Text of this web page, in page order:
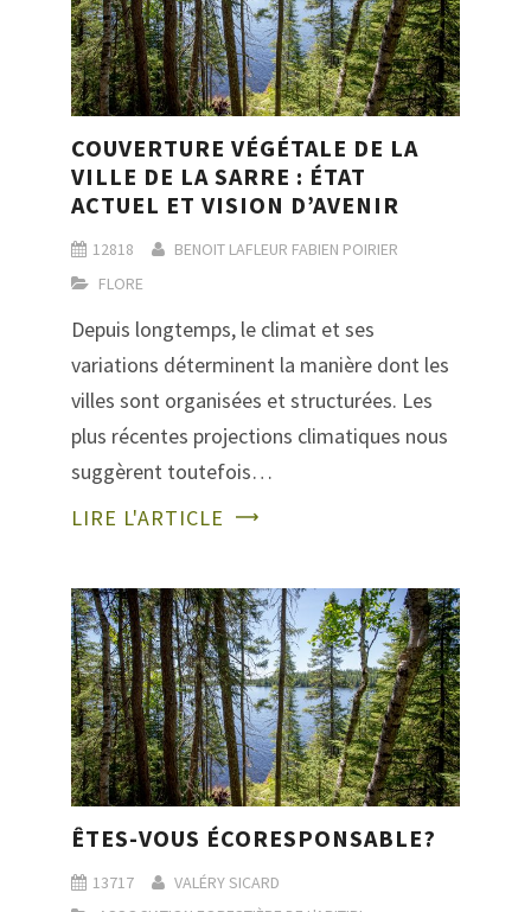
COUVERTURE VÉGÉTALE DE LA
VILLE DE LA SARRE : ÉTAT
ACTUEL ET VISION D’AVENIR
12818 BENOIT LAFLEUR FABIEN POIRIER
FLORE
Depuis longtemps, le climat et ses
variations déterminent la manière dont les
villes sont organisées et structurées. Les
plus récentes projections climatiques nous
suggèrent toutefois…
LIRE L'ARTICLE
ÊTES-VOUS ÉCORESPONSABLE?
13717
VALÉRY SICARD